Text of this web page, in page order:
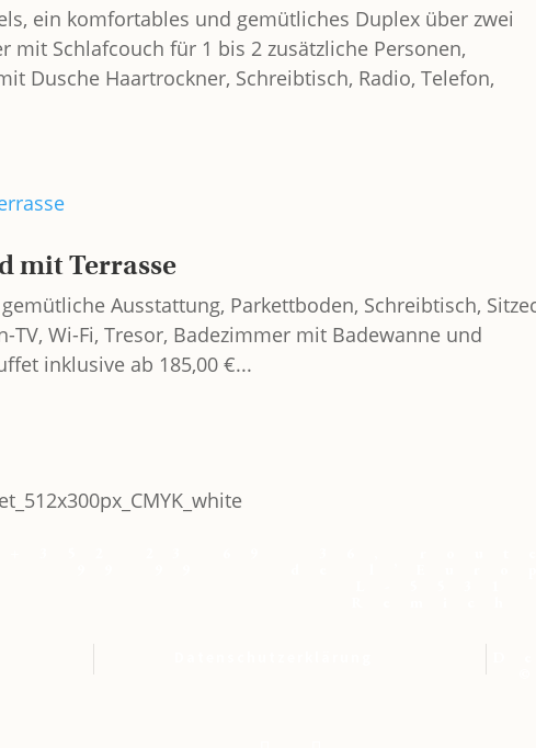
ein komfortables und gemütliches Duplex über zwei
mit Schlafcouch für 1 bis 2 zusätzliche Personen,
Dusche Haartrockner, Schreibtisch, Radio, Telefon,
mit Terrasse
Ausstattung, Parkettboden, Schreibtisch,
TV, Wi-Fi, Tresor, Badezimmer mit Badewanne und
inklusive ab 185,00 €...